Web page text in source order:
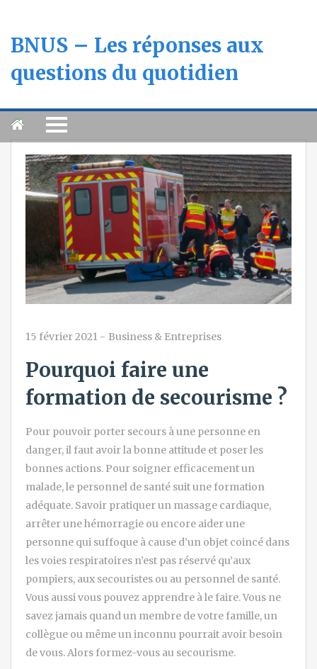
BNUS – Les réponses aux
questions du quotidien
15 février 2021 - Business & Entreprises
Pourquoi faire une
formation de secourisme ?
Pour pouvoir porter secours à une personne en
danger, il faut avoir la bonne attitude et poser les
bonnes actions. Pour soigner efficacement un
malade, le personnel de santé suit une formation
adéquate. Savoir pratiquer un massage cardiaque,
arrêter une hémorragie ou encore aider une
personne qui suffoque à cause d’un objet coincé dans
les voies respiratoires n’est pas réservé qu’aux
pompiers, aux secouristes ou au personnel de santé.
Vous aussi vous pouvez apprendre à le faire. Vous ne
savez jamais quand un membre de votre famille, un
collègue ou même un inconnu pourrait avoir besoin
de vous. Alors formez-vous au secourisme.